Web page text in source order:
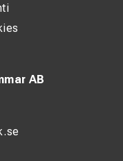
AB